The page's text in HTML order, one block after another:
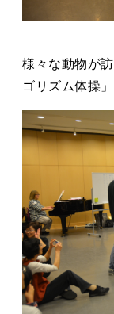
様々な動物が
ゴリズム体操